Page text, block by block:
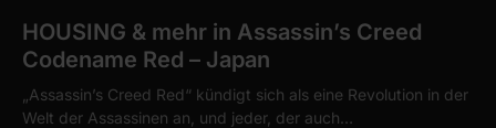
HOUSING & mehr in Assassin’s Creed
Codename Red – Japan
„Assassin’s Creed Red“ kündigt sich als eine Revolution in der
Welt der Assassinen an, und jeder, der auch…